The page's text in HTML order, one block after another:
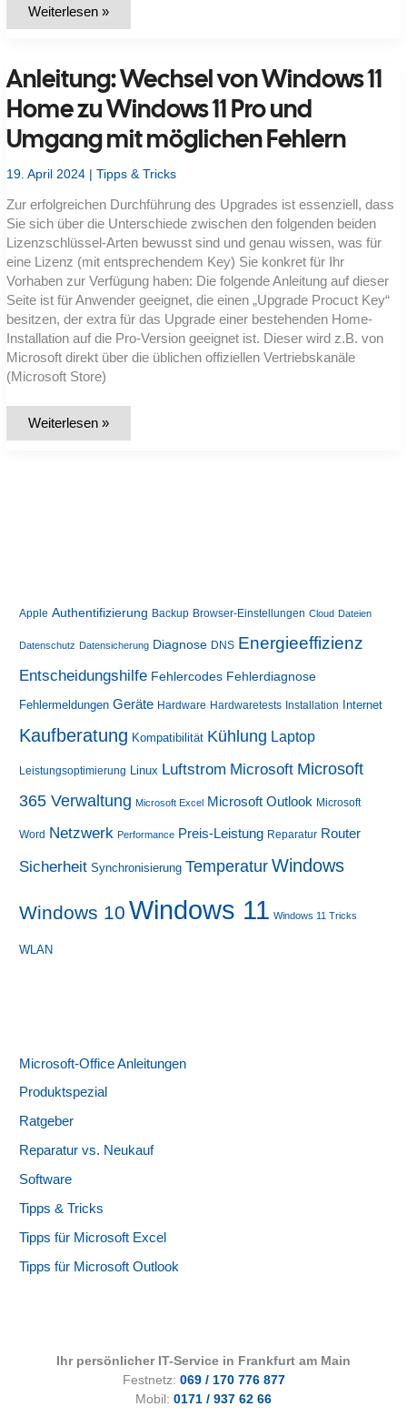
Windows
Neuerungen
und
Unterschiede
zu
10
im
Weiterlesen »
Anleitung: Wechsel von Windows 11
Home zu Windows 11 Pro und
Umgang mit möglichen Fehlern
19. April 2024 |Tipps & Tricks
Zur erfolgreichen Durchführung des Upgrades ist essenziell, dass
Sie sich über die Unterschiede zwischen den folgenden beiden
Lizenzschlüssel-Arten bewusst sind und genau wissen, was für
eine Lizenz (mit entsprechendem Key) Sie konkret für Ihr
Vorhaben zur Verfügung haben: Die folgende Anleitung auf dieser
Seite ist für Anwender geeignet, die einen „Upgrade Procuct Key“
besitzen, der extra für das Upgrade einer bestehenden Home-
Installation auf die Pro-Version geeignet ist. Dieser wird z.B. von
Microsoft direkt über die üblichen offiziellen Vertriebskanäle
(Microsoft Store)
Anleitung:
Weiterlesen »
Apple Authentifizierung Backup Browser-Einstellungen Cloud Dateien
Datenschutz Datensicherung Diagnose DNS Energieeffizienz
Entscheidungshilfe Fehlercodes Fehlerdiagnose
Fehlermeldungen Geräte Hardware Hardwaretests Installation Internet
Kaufberatung Kompatibilität Kühlung Laptop
Leistungsoptimierung Linux Luftstrom Microsoft Microsoft
365 Verwaltung Microsoft Excel Microsoft Outlook Microsoft
Word Netzwerk Performance Preis-Leistung Reparatur Router
Sicherheit Synchronisierung Temperatur Windows
Windows 10 Windows 11 Windows 11 Tricks
WLAN
Microsoft-Office Anleitungen
Produktspezial
Ratgeber
Reparatur vs. Neukauf
Software
Tipps & Tricks
Tipps für Microsoft Excel
Tipps für Microsoft Outlook
Ihr persönlicher IT-Service in Frankfurt am Main
Festnetz: 069 / 170 776 877
Mobil: 0171 / 937 62 66